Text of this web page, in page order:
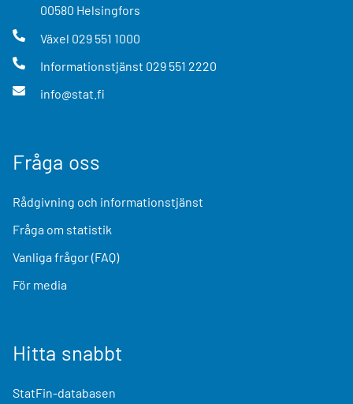
00580 Helsingfors
Växel 029 551 1000
Informationstjänst 029 551 2220
info@stat.fi
Fråga oss
Rådgivning och informationstjänst
Fråga om statistik
Vanliga frågor (FAQ)
För media
Hitta snabbt
StatFin-databasen